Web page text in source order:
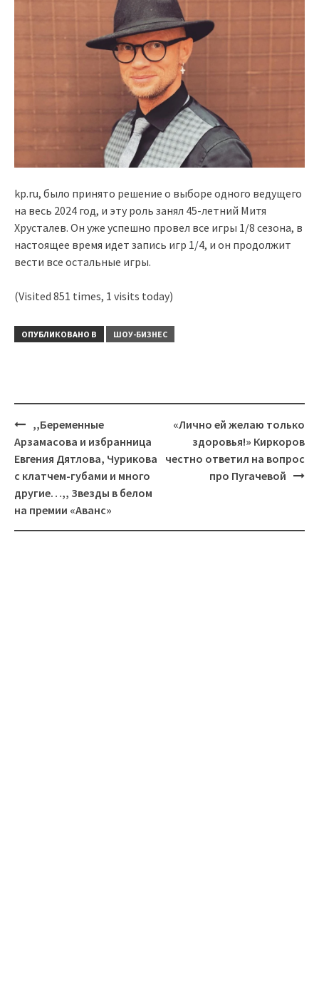
kp.ru, было принято решение о выборе одного ведущего
на весь 2024 год, и эту роль занял 45-летний Митя
Хрусталев. Он уже успешно провел все игры 1/8 сезона, в
настоящее время идет запись игр 1/4, и он продолжит
вести все остальные игры.
(Visited 851 times, 1 visits today)
ОПУБЛИКОВАНО В ШОУ-БИЗНЕС
Навигация
,,Беременные
Арзамасова и избранница
Евгения Дятлова, Чурикова
с клатчем-губами и много
другие…,, Звезды в белом
на премии «Аванс»
«Лично ей желаю только
здоровья!» Киркоров
честно ответил на вопрос
про Пугачевой